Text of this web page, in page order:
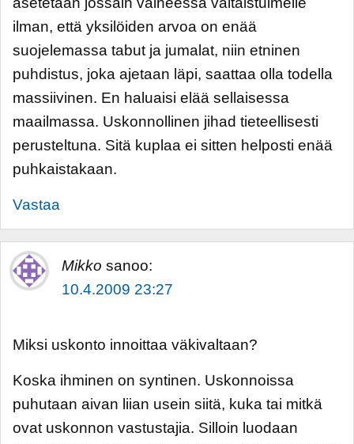
ilman, että yksilöiden arvoa on enää
suojelemassa tabut ja jumalat, niin etninen
puhdistus, joka ajetaan läpi, saattaa olla todella
massiivinen. En haluaisi elää sellaisessa
maailmassa. Uskonnollinen jihad tieteellisesti
perusteltuna. Sitä kuplaa ei sitten helposti enää
puhkaistakaan.
Vastaa
Mikko sanoo:
10.4.2009 23:27
Miksi uskonto innoittaa väkivaltaan?
Koska ihminen on syntinen. Uskonnoissa
puhutaan aivan liian usein siitä, kuka tai mitkä
ovat uskonnon vastustajia. Silloin luodaan